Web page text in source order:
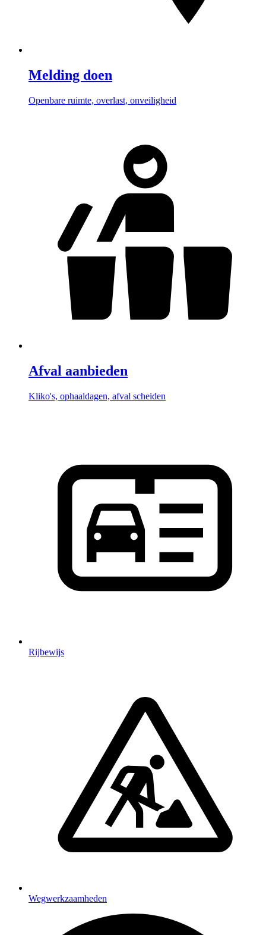
Melding doen
Openbare ruimte, overlast, onveiligheid
Afval aanbieden
Kliko's, ophaaldagen, afval scheiden
Rijbewijs
Wegwerkzaamheden